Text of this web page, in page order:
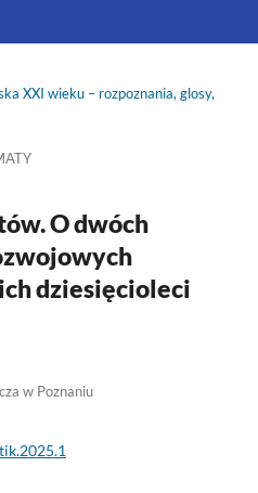
XXI wieku – rozpoznania, glosy,
O dwóch
dziesięcioleci
w Poznaniu